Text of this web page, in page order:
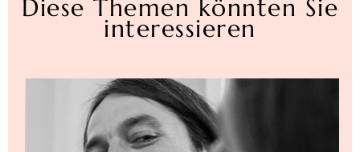
Diese Themen könnten Sie
interessieren